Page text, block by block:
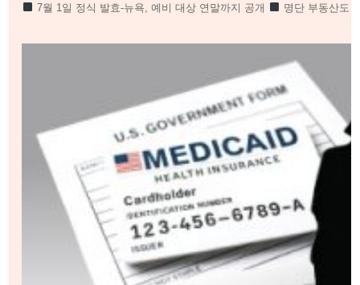
7월 1일 정식 발효-뉴욕, 예비 대상 연말까지 공개
명단 부동산도